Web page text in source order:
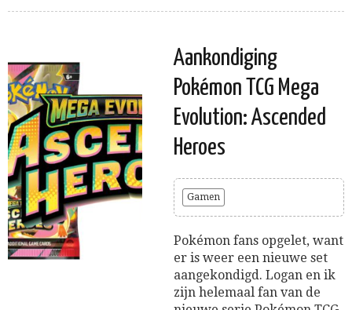
Aankondiging
Pokémon TCG Mega
Evolution: Ascended
Heroes
Gamen
Pokémon fans opgelet, want
er is weer een nieuwe set
aangekondigd. Logan en ik
zijn helemaal fan van de